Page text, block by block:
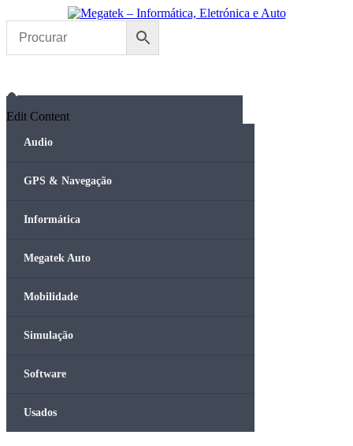
content
Edit Content
Audio
GPS & Navegação
Informática
Megatek Auto
Mobilidade
Simulação
Software
Usados